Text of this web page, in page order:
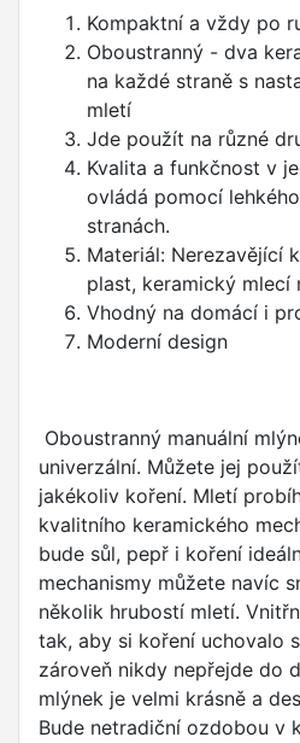
Kompaktní a vždy po
Oboustranný - dva
na každé straně s
mletí
Jde použít na různé
Kvalita a funkčnost v
ovládá pomocí
stranách.
Materiál: Nerezavějící
plast, keramický mlecí
Vhodný na domácí i
Moderní design
Oboustranný manuální
univerzální. Můžete jej
jakékoliv koření. Mletí
kvalitního keramického
bude sůl, pepř i koření
mechanismy můžete navíc
několik hrubostí mletí.
tak, aby si koření uchovalo
zároveň nikdy nepřejde do
mlýnek je velmi krásně a
Bude netradiční ozdobou v